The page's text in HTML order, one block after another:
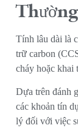
Tính lâu dài là
trữ carbon
cháy hoặc khai
Dựa trên đánh
các khoản tín
lý đối với việc